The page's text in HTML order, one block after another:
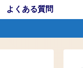
よくある質問